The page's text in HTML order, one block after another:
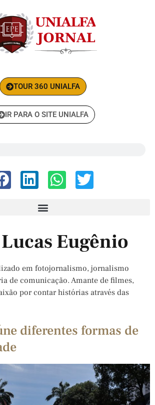
TOUR 360 UNIALFA
IR PARA O SITE UNIALFA
Lucas Eugênio
em fotojornalismo, jornalismo
de comunicação. Amante de filmes,
por contar histórias através das
diferentes formas de